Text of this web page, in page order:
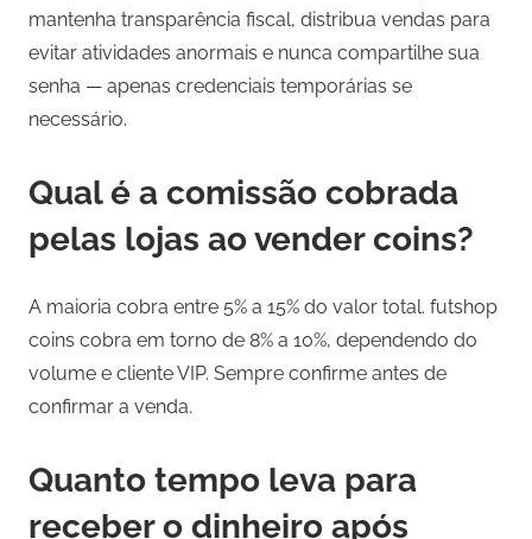
mantenha transparência fiscal, distribua vendas para
evitar atividades anormais e nunca compartilhe sua
senha — apenas credenciais temporárias se
necessário.
Qual é a comissão cobrada
pelas lojas ao vender coins?
A maioria cobra entre 5% a 15% do valor total. futshop
coins cobra em torno de 8% a 10%, dependendo do
volume e cliente VIP. Sempre confirme antes de
confirmar a venda.
Quanto tempo leva para
receber o dinheiro após